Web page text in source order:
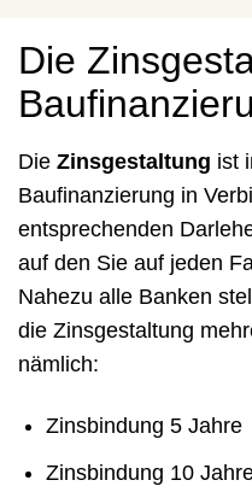
Die
Die Zinsgestaltung ist
Baufinanzierung in
entsprechenden
auf den Sie auf jeden
Nahezu alle Banken
die Zinsgestaltung
nämlich:
Zinsbindung 5 Jahre
Zinsbindung 10